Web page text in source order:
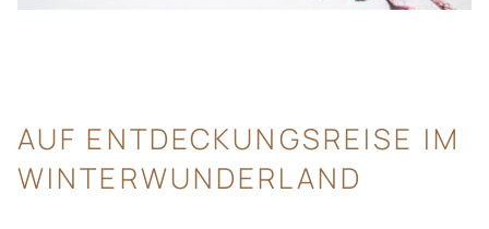
AUF ENTDECKUNGSREISE IM
WINTERWUNDERLAND